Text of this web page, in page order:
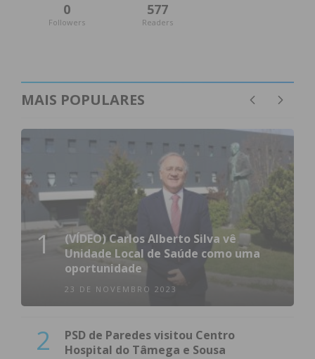
0
Followers
577
Readers
MAIS POPULARES
1
(VÍDEO) Carlos Alberto Silva vê
Unidade Local de Saúde como uma
oportunidade
23 DE NOVEMBRO 2023
2
PSD de Paredes visitou Centro
Hospital do Tâmega e Sousa